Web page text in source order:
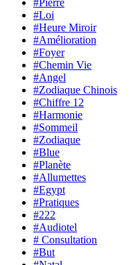
#Loi
#Heure Miroir
#Amélioration
#Foyer
#Chemin Vie
#Angel
#Zodiaque Chinois
#Chiffre 12
#Harmonie
#Sommeil
#Zodiaque
#Blue
#Planète
#Allumettes
#Egypt
#Pratiques
#222
#Audiotel
# Consultation
#But